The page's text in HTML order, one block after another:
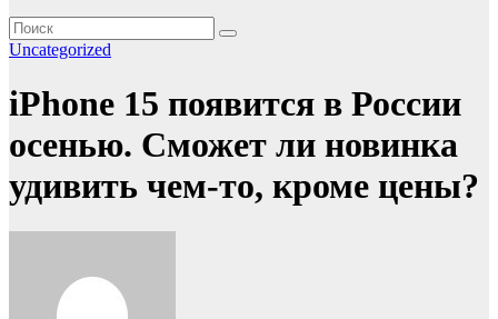
Uncategorized
iPhone 15 появится в России
осенью. Сможет ли новинка
удивить чем-то, кроме цены?